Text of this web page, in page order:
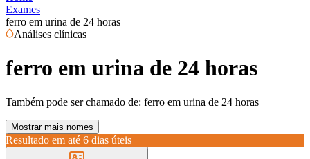
Exames
ferro em urina de 24 horas
Análises clínicas
ferro em urina de 24 horas
Também pode ser chamado de: ferro em urina de 24 horas
Mostrar mais nomes
Resultado em até 6 dias úteis